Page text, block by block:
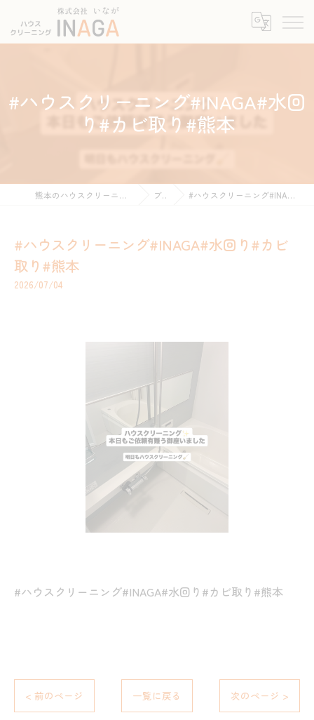
#ハウスクリーニング#INAGA#水回
り#カビ取り#熊本
熊本のハウスクリーニングなら株式会社INAGA ブログ #ハウスクリーニング#INAGA#水回り#カビ取り#熊本
#ハウスクリーニング#INAGA#水回り#カビ
取り#熊本
2026/07/04
#ハウスクリーニング#INAGA#水回り#カビ取り#熊本
< 前のページ 一覧に戻る 次のページ >